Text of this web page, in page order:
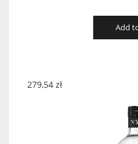
Add
279,54 zł